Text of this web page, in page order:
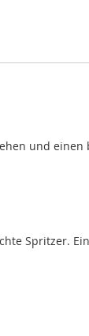
und einen
Spritzer.